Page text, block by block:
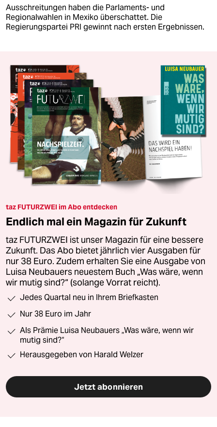
Ausschreitungen haben die Parlaments- und
Regionalwahlen in Mexiko überschattet. Die
Regierungspartei PRI gewinnt nach ersten Ergebnissen.
taz FUTURZWEI im Abo entdecken
Endlich mal ein Magazin für Zukunft
taz FUTURZWEI ist unser Magazin für eine bessere
Zukunft. Das Abo bietet jährlich vier Ausgaben für
nur 38 Euro. Zudem erhalten Sie eine Ausgabe von
Luisa Neubauers neuestem Buch „Was wäre, wenn
wir mutig sind?“ (solange Vorrat reicht).
Jedes Quartal neu in Ihrem Briefkasten
Nur 38 Euro im Jahr
Als Prämie Luisa Neubauers „Was wäre, wenn wir
mutig sind?“
Herausgegeben von Harald Welzer
Jetzt abonnieren